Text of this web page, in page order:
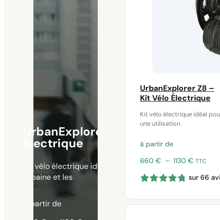
UrbanExplorer Z8 –
Kit Vélo Électrique
Kit vélo électrique idéal
une utilisation
à partir de
660 € – 1130 € Plage
prix :
à
TTC
sur 66
UrbanExplorer Z8 – Kit Vélo
Électrique
Kit vélo électrique idéal pour une utilisation
urbaine et les
à partir de